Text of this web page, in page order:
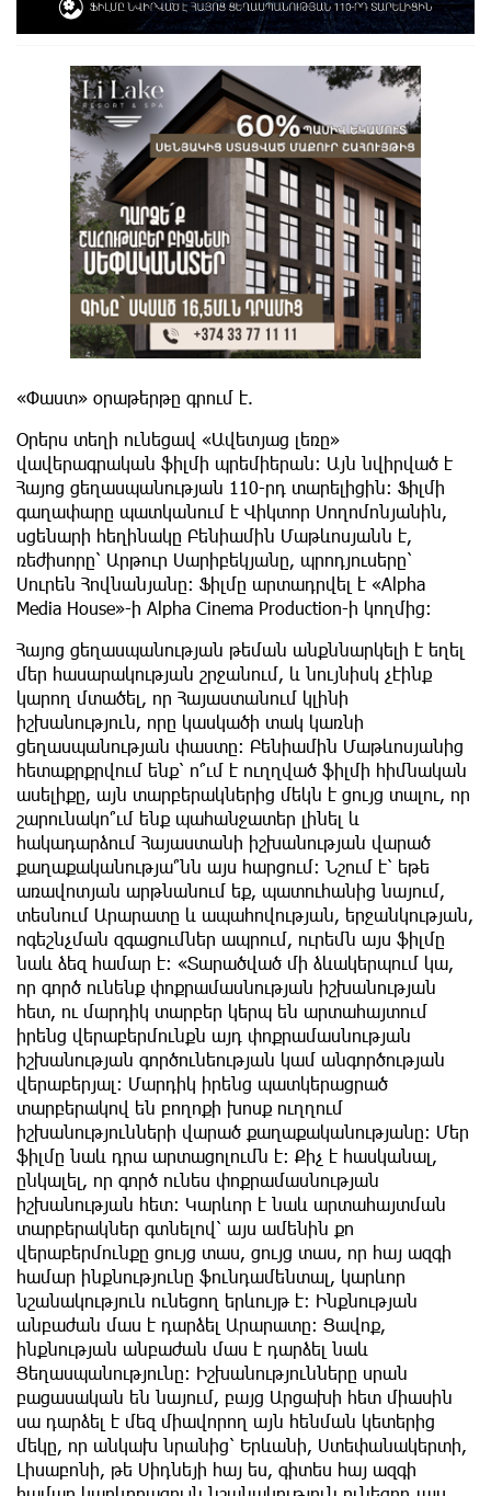
«Փաստ» օրաթերթը գրում է.
Օրերս տեղի ունեցավ «Ավետյաց լեռը»
վավերագրական ֆիլմի պրեմիերան: Այն նվիրված է
Հայոց ցեղասպանության 110-րդ տարելիցին: Ֆիլմի
գաղափարը պատկանում է Վիկտոր Սողոմոնյանին,
սցենարի հեղինակը Բենիամին Մաթևոսյանն է,
ռեժիսորը՝ Արթուր Սարիբեկյանը, պրոդյուսերը՝
Սուրեն Հովնանյանը: Ֆիլմը արտադրվել է «Alpha
Media House»-ի Alpha Cinema Production-ի կողմից։
Հայոց ցեղասպանության թեման անքննարկելի է եղել
մեր հասարակության շրջանում, և նույնիսկ չէինք
կարող մտածել, որ Հայաստանում կլինի
իշխանություն, որը կասկածի տակ կառնի
ցեղասպանության փաստը: Բենիամին Մաթևոսյանից
հետաքրքրվում ենք՝ ո՞ւմ է ուղղված ֆիլմի հիմնական
ասելիքը, այն տարբերակներից մեկն է ցույց տալու, որ
շարունակո՞ւմ ենք պահանջատեր լինել և
հակադարձում Հայաստանի իշխանության վարած
քաղաքականությա՞նն այս հարցում: Նշում է՝ եթե
առավոտյան արթնանում եք, պատուհանից նայում,
տեսնում Արարատը և ապահովության, երջանկության,
ոգեշնչման զգացումներ ապրում, ուրեմն այս ֆիլմը
նաև ձեզ համար է: «Տարածված մի ձևակերպում կա,
որ գործ ունենք փոքրամասնության իշխանության
հետ, ու մարդիկ տարբեր կերպ են արտահայտում
իրենց վերաբերմունքն այդ փոքրամասնության
իշխանության գործունեության կամ անգործության
վերաբերյալ: Մարդիկ իրենց պատկերացրած
տարբերակով են բողոքի խոսք ուղղում
իշխանությունների վարած քաղաքականությանը։ Մեր
ֆիլմը նաև դրա արտացոլումն է: Քիչ է հասկանալ,
ընկալել, որ գործ ունես փոքրամասնության
իշխանության հետ: Կարևոր է նաև արտահայտման
տարբերակներ գտնելով՝ այս ամենին քո
վերաբերմունքը ցույց տաս, ցույց տաս, որ հայ ազգի
համար ինքնությունը ֆունդամենտալ, կարևոր
նշանակություն ունեցող երևույթ է: Ինքնության
անբաժան մաս է դարձել Արարատը: Ցավոք,
ինքնության անբաժան մաս է դարձել նաև
Ցեղասպանությունը: Իշխանությունները սրան
բացասական են նայում, բայց Արցախի հետ միասին
սա դարձել է մեզ միավորող այն հենման կետերից
մեկը, որ անկախ նրանից՝ Երևանի, Ստեփանակերտի,
Լիսաբոնի, թե Սիդնեյի հայ ես, գիտես հայ ազգի